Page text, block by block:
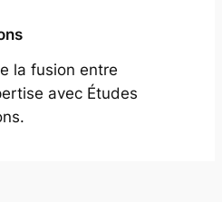
la fusion entre
avec Études